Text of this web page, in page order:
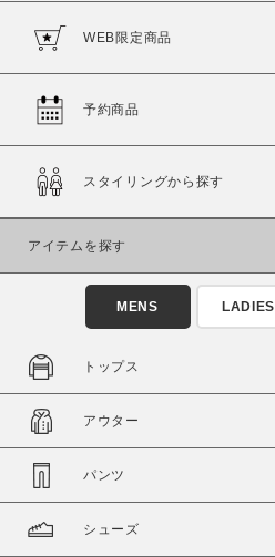
商品タイプ
通常商品
セール価格
在庫
在庫あり
WEB限定商品
予約商品
スタイリングから探す
アイテムを探す
MENS LADIES
トップス
アウター
パンツ
シューズ